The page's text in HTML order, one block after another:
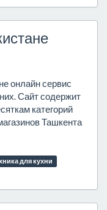
онлайн сервис
Сайт содержит
категорий
Ташкента
для кухни